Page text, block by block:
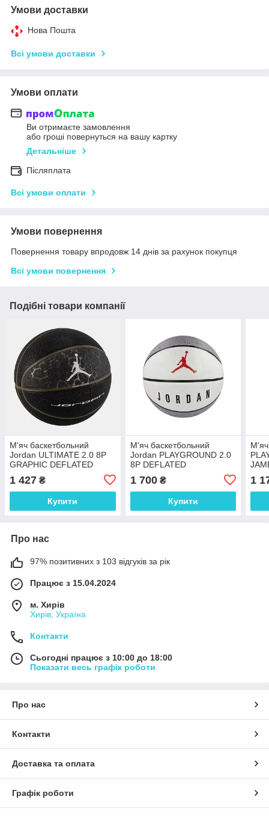
Умови доставки
Нова Пошта
Всі умови доставки
Умови оплати
Ви отримаєте замовлення
або гроші повернуться на вашу картку
Детальніше
Післяплата
Всі умови оплати
Умови повернення
Повернення товару впродовж 14 днів за рахунок покупця
Всі умови повернення
Подібні товари компанії
М'яч баскетбольний
Jordan ULTIMATE 2.0 8P
GRAPHIC DEFLATED
OLIVE J.100.8257.057.07
1 427 ₴
Купити
М'яч баскетбольний
Jordan PLAYGROUND 2.0
8P DEFLATED
1 700₴
Купити
М'яч
1
Про нас
97% позитивних з 103 відгуків за рік
Працює з 15.04.2024
м. Хирів
Хирів, Україна
Контакти
Сьогодні працює з 10:00 до 18:00
Показати весь графік роботи
Про нас
Контакти
Доставка та оплата
Графік роботи